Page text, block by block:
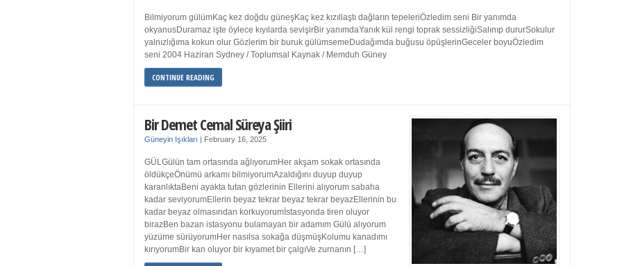
Bilmiyorum gülümKaç kez doğdu güneşKaç kez kızıllaştı dağların tepeleriÖzledim seni Bir yanımda
okyanusDuramaz işte öylece kıyılarda sevişirBir yanımdaYanık kül rengi toprak sessizliğiSalınıp dururSokulur
yalnızlığıma kokun olur Gözlerim bir buruk gülümsemeDudağımda buğusu öpüşlerinGeceler boyuÖzledim
seni 2004 Haziran Sydney / Toplumsal Kaynak / Memduh Güney
CONTINUE READING
Bir Demet Cemal Süreya Şiiri
Güneyin Işıkları February 16, 2025
GÜLGülün tam ortasında ağlıyorumHer akşam sokak ortasında
öldükçeÖnümü arkamı bilmiyorumAzaldığını duyup duyup
karanlıktaBeni ayakta tutan gözlerinin Ellerini alıyorum sabaha
kadar seviyorumEllerin beyaz tekrar beyaz tekrar beyazEllerinin bu
kadar beyaz olmasından korkuyorumİstasyonda tiren oluyor
birazBen bazan istasyonu bulamayan bir adamım Gülü alıyorum
yüzüme sürüyorumHer nasılsa sokağa düşmüşKolumu kanadımı
kırıyorumBir kan oluyor bir kıyamet bir çalgıVe zurnanın […]